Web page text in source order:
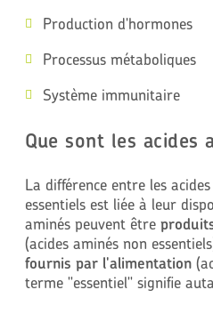
Production d'hormones
Processus métaboliques
Système immunitaire
Que sont les acides
La différence entre les
essentiels est liée à leur
aminés peuvent être
(acides aminés non
fournis par l'alimentation
terme "essentiel" signifie